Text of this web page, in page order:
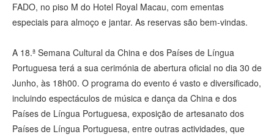
FADO, no piso M do Hotel Royal Macau, com ementas
especiais para almoço e jantar. As reservas são bem-vindas.
A 18.ª Semana Cultural da China e dos Países de Língua
Portuguesa terá a sua cerimónia de abertura oficial no dia 30 de
Junho, às 18h00. O programa do evento é vasto e diversificado,
incluindo espectáculos de música e dança da China e dos
Países de Língua Portuguesa, exposição de artesanato dos
Países de Língua Portuguesa, entre outras actividades, que